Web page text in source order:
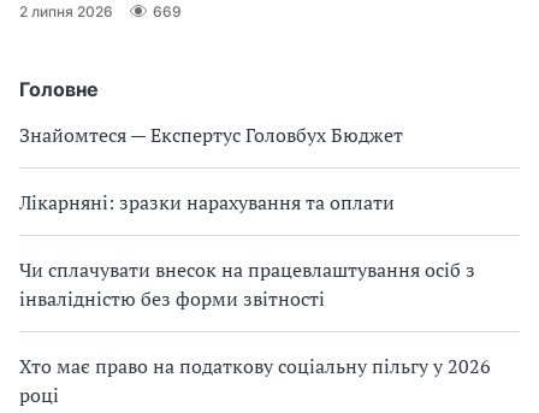
Головне
Знайомтеся — Експертус Головбух Бюджет
Лікарняні: зразки нарахування та оплати
Чи сплачувати внесок на працевлаштування осіб з
інвалідністю без форми звітності
Хто має право на податкову соціальну пільгу у 2026
році
2 липня 2026 669